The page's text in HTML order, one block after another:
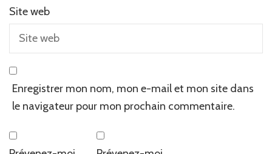
Site web
Enregistrer mon nom, mon e-mail et mon site dans
le navigateur pour mon prochain commentaire.